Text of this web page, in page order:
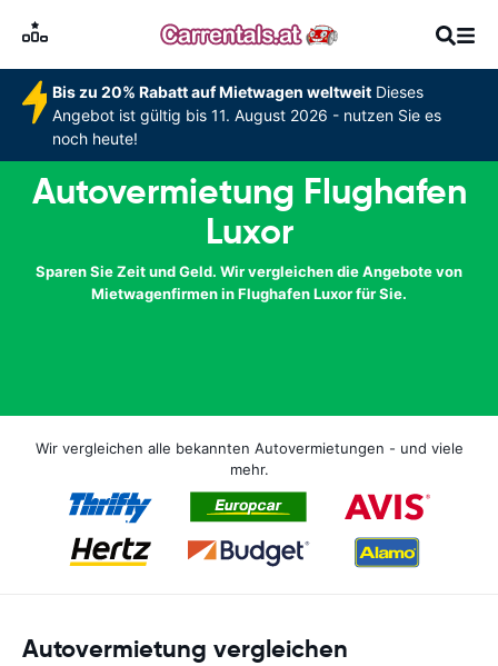
Bis zu 20% Rabatt auf Mietwagen weltweitDieses
Angebot ist gültig bis 11. August 2026 - nutzen Sie es
noch heute!
Autovermietung Flughafen
Luxor
Sparen Sie Zeit und Geld. Wir vergleichen die Angebote von
Mietwagenfirmen in Flughafen Luxor für Sie.
Wir vergleichen alle bekannten Autovermietungen - und viele
mehr.
Autovermietung vergleichen